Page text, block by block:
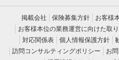
掲載会社 保険募集方針
お客様
お客様本位の業務運営に向けた取
対応関係表
個人情報保護方針
訪問コンサルティングポリシー
お